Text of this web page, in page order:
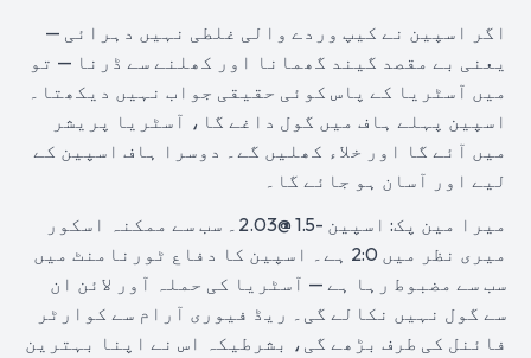
اگر اسپین نے کیپ وردے والی غلطی نہیں دہرائی —
یعنی بے مقصد گیند گھمانا اور کھلنے سے ڈرنا — تو
میں آسٹریا کے پاس کوئی حقیقی جواب نہیں دیکھتا۔
اسپین پہلے ہاف میں گول داغے گا، آسٹریا پریشر
میں آئے گا اور خلاء کھلیں گے۔ دوسرا ہاف اسپین کے
لیے اور آسان ہو جائے گا۔
میرا مین پک: اسپین -1.5 @2.03۔ سب سے ممکنہ اسکور
میری نظر میں 2:0 ہے۔ اسپین کا دفاع ٹورنامنٹ میں
سب سے مضبوط رہا ہے — آسٹریا کی حملہ آور لائن ان
سے گول نہیں نکالے گی۔ ریڈ فیوری آرام سے کوارٹر
فائنل کی طرف بڑھے گی، بشرطیکہ اس نے اپنا بہترین